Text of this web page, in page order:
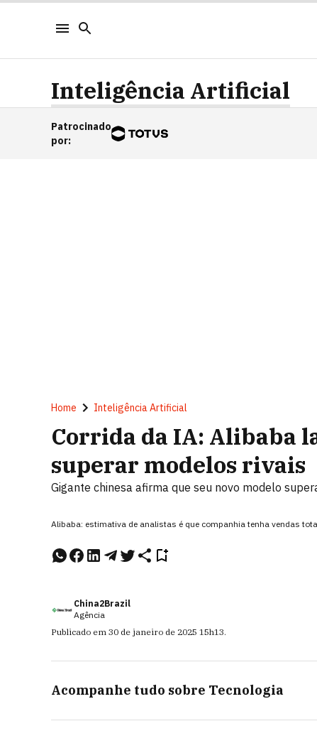
Inteligência Artificial
Patrocinado
por:
Home Inteligência Artificial
Corrida da IA: Alibaba
superar modelos rivais
Gigante chinesa afirma que seu novo modelo
Alibaba: estimativa de analistas é que companhia tenha vendas
China2Brazil
Agência
Publicado em 30 de janeiro de 2025 15h13.
Acompanhe tudo sobre Tecnologia